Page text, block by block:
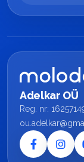
Adelkar OÜ
Reg. nr: